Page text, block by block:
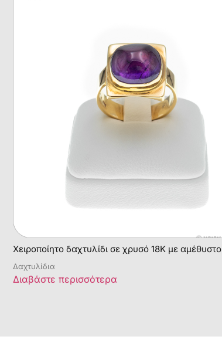
Χειροποίητο δαχτυλίδι σε χρυσό 18Κ με αμέθυστο
Δαχτυλίδια
Διαβάστε περισσότερα